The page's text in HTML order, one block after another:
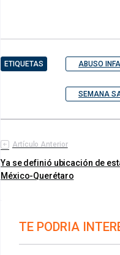
ETIQUETAS ABUSO
SEMANA
Artículo Anterior
Ya se definió ubicación de
México-Querétaro
TE PODRIA